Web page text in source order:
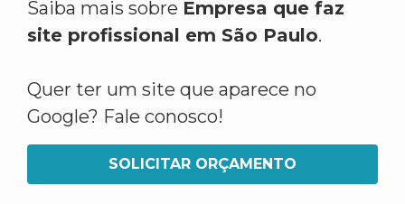
Saiba mais sobre Empresa que faz
site profissional em São Paulo.
Quer ter um site que aparece no
Google? Fale conosco!
SOLICITAR ORÇAMENTO